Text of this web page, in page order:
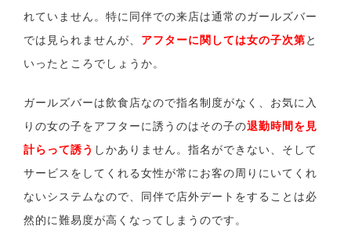
れていません。特に同伴での来店は通常のガールズバー
では見られませんが、 アフターに関しては女の子次第と
いったところでしょうか。
ガールズバーは飲食店なので指名制度がなく、お気に入
りの女の子をアフターに誘うのはその子の退勤時間を見
計らって誘う しかありません。指名ができない、そして
サービスをしてくれる女性が常にお客の周りにいてくれ
ないシステムなので、同伴で店外デートをすることは必
然的に難易度が高くなってしまうのです。